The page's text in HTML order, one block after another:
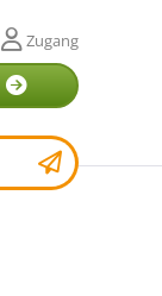
Zugang